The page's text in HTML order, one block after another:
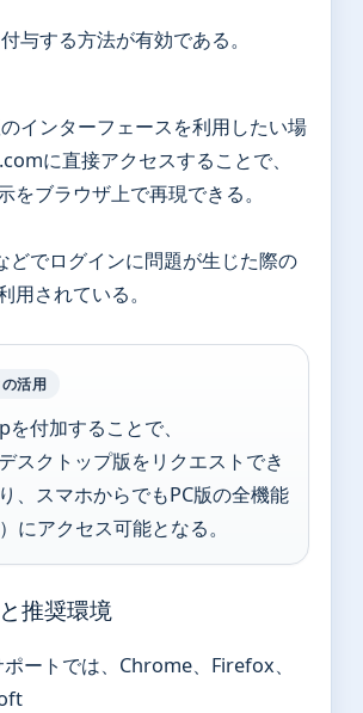
与する方法が有効である。
インターフェースを利用したい場
に直接アクセスすることで、
をブラウザ上で再現できる。
どでログインに問題が生じた際の
用されている。
活用
付加することで、
スクトップ版をリクエストでき
、スマホからでもPC版の全機能
にアクセス可能となる。
推奨環境
ートでは、Chrome、Firefox、